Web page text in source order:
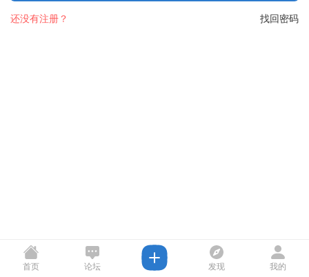
找回密码
还没有注册？
首页 论坛 发现 我的